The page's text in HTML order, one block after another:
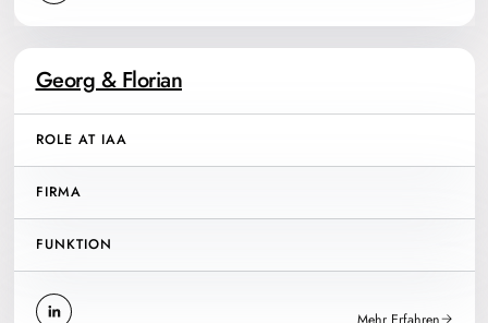
Georg & Florian
ROLE AT IAA
FIRMA
FUNKTION